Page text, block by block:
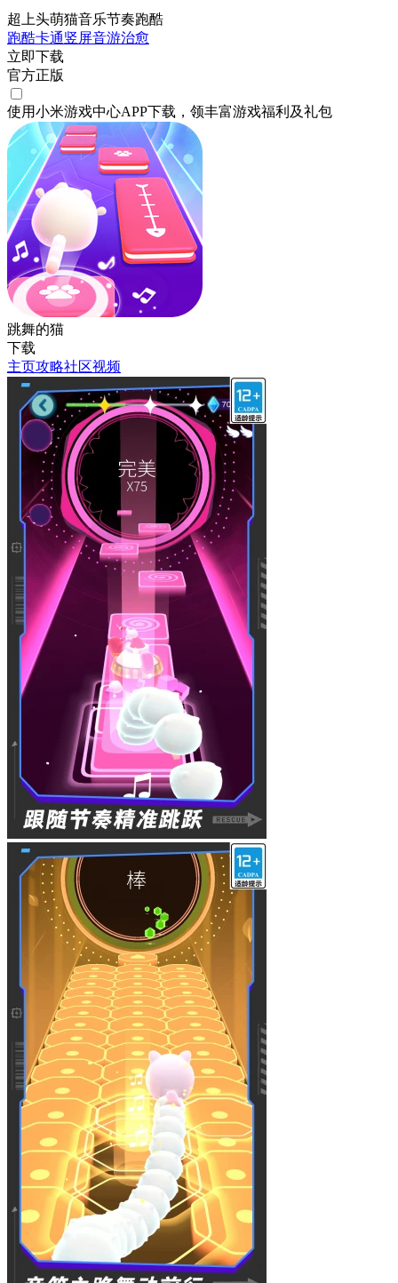
超上头萌猫音乐节奏跑酷
跑酷卡通竖屏音游治愈
立即下载
官方正版
使用小米游戏中心APP下载 ，领丰富游戏福利 及礼包
跳舞的猫
下载
主页攻略社区视频